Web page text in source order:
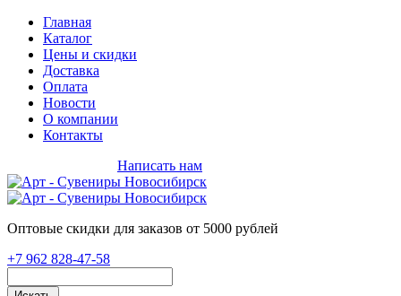
Главная
Каталог
Цены и скидки
Доставка
Оплата
Новости
О компании
Контакты
Написать нам
Оптовые скидки для заказов от 5000 рублей
+7 962 828-47-58